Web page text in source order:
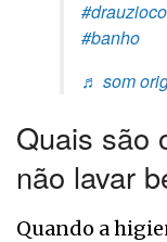
#banho
♬ som
Quais são
não lavar
Quando a